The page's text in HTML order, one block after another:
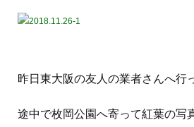
昨日東大阪の友人の業者さんへ行
途中で枚岡公園へ寄って紅葉の写